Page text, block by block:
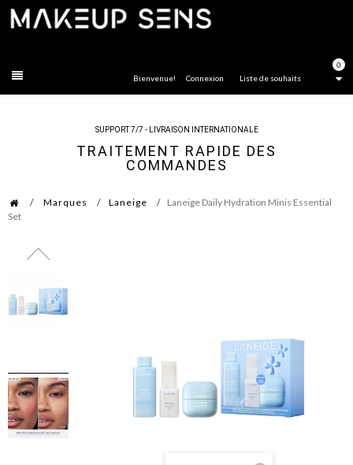
0
Liste de souhaits
Bienvenue! Connexion
SUPPORT 7/7 - LIVRAISON INTERNATIONALE
TRAITEMENT RAPIDE DES
COMMANDES
Marques Laneige
Laneige Daily Hydration Minis Essential
Set